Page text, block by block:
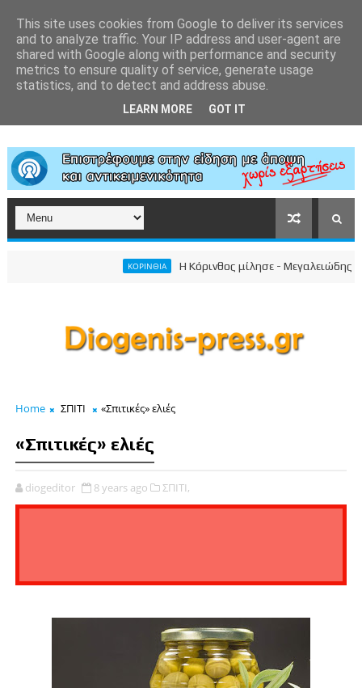
ΚΟΡΙΝΘΙΑ Η Κόρινθος μίλησε - Μεγαλειώδης
Home ΣΠΙΤΙ «Σπιτικές» ελιές
«Σπιτικές» ελιές
diogeditor 8 years ago ΣΠΙΤΙ,
This site uses cookies from Google to deliver its services
and to analyze traffic. Your IP address and user-agent are
shared with Google along with performance and security
metrics to ensure quality of service, generate usage
statistics, and to detect and address abuse.
LEARN MORE GOT IT